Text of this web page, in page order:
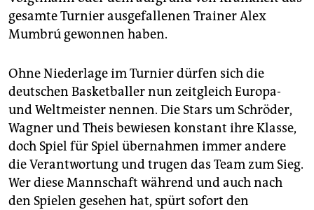
gesamte Turnier ausgefallenen Trainer Alex
Mumbrú gewonnen haben.
Ohne Niederlage im Turnier dürfen sich die
deutschen Basketballer nun zeitgleich Europa-
und Weltmeister nennen. Die Stars um Schröder,
Wagner und Theis bewiesen konstant ihre Klasse,
doch Spiel für Spiel übernahmen immer andere
die Verantwortung und trugen das Team zum Sieg.
Wer diese Mannschaft während und auch nach
den Spielen gesehen hat, spürt sofort den